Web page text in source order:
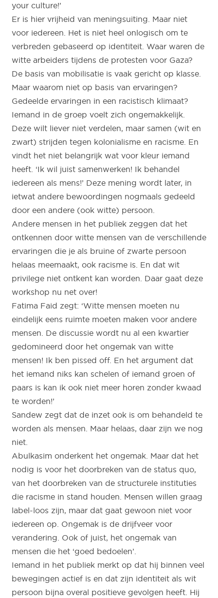
your culture!’
Er is hier vrijheid van meningsuiting. Maar niet
voor iedereen. Het is niet heel onlogisch om te
verbreden gebaseerd op identiteit. Waar waren de
witte arbeiders tijdens de protesten voor Gaza?
De basis van mobilisatie is vaak gericht op klasse.
Maar waarom niet op basis van ervaringen?
Gedeelde ervaringen in een racistisch klimaat?
Iemand in de groep voelt zich ongemakkelijk.
Deze wilt liever niet verdelen, maar samen (wit en
zwart) strijden tegen kolonialisme en racisme. En
vindt het niet belangrijk wat voor kleur iemand
heeft. ‘Ik wil juist samenwerken! Ik behandel
iedereen als mens!’ Deze mening wordt later, in
ietwat andere bewoordingen nogmaals gedeeld
door een andere (ook witte) persoon.
Andere mensen in het publiek zeggen dat het
ontkennen door witte mensen van de verschillende
ervaringen die je als bruine of zwarte persoon
helaas meemaakt, ook racisme is. En dat wit
privilege niet ontkent kan worden. Daar gaat deze
workshop nu net over!
Fatima Faid zegt: ‘Witte mensen moeten nu
eindelijk eens ruimte moeten maken voor andere
mensen. De discussie wordt nu al een kwartier
gedomineerd door het ongemak van witte
mensen! Ik ben pissed off. En het argument dat
het iemand niks kan schelen of iemand groen of
paars is kan ik ook niet meer horen zonder kwaad
te worden!’
Sandew zegt dat de inzet ook is om behandeld te
worden als mensen. Maar helaas, daar zijn we nog
niet.
Abulkasim onderkent het ongemak. Maar dat het
nodig is voor het doorbreken van de status quo,
van het doorbreken van de structurele instituties
die racisme in stand houden. Mensen willen graag
label-loos zijn, maar dat gaat gewoon niet voor
iedereen op. Ongemak is de drijfveer voor
verandering. Ook of juist, het ongemak van
mensen die het ‘goed bedoelen’.
Iemand in het publiek merkt op dat hij binnen veel
bewegingen actief is en dat zijn identiteit als wit
persoon bijna overal positieve gevolgen heeft. Hij